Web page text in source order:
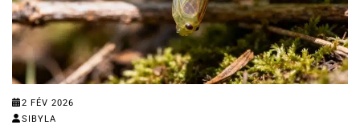
2 FÉV 2026
SIBYLA